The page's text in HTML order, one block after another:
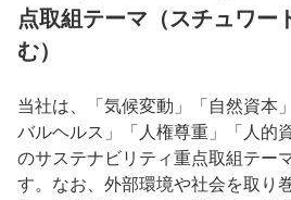
点取組テーマ（スチュワー
む）
当社は、「気候変動」「自然資本
バルヘルス」「人権尊重」「人的
のサステナビリティ重点取組テー
す。なお、外部環境や社会を取り